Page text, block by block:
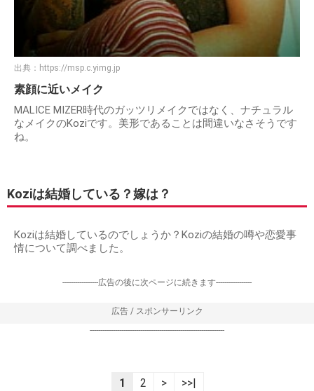
出典： https://msp.c.yimg.jp
素顔に近いメイク
MALICE MIZER時代のガッツリメイクではなく、ナチュラル
なメイクのKoziです。美形であることは間違いなさそうです
ね。
Koziは結婚している？嫁は？
Koziは結婚しているのでしょうか？Koziの結婚の噂や恋愛事
情について調べました。
-----------------広告の後に次ページに続きます-----------------
広告 / スポンサーリンク
----------------------------------------------------------------
1 2 > >>|